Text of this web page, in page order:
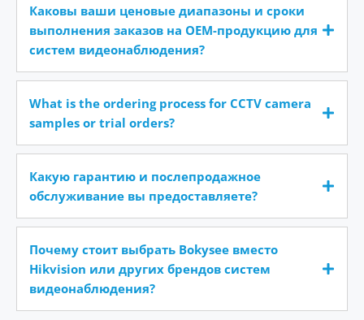
Каковы ваши ценовые диапазоны и сроки
выполнения заказов на OEM-продукцию для
систем видеонаблюдения?
What is the ordering process for CCTV camera
samples or trial orders?
Какую гарантию и послепродажное
обслуживание вы предоставляете?
Почему стоит выбрать Bokysee вместо
Hikvision или других брендов систем
видеонаблюдения?